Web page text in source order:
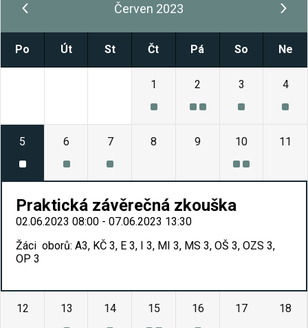
Červen 2023
Po Út St Čt Pá So Ne
1 2 3 4
5 6 7 8 9 10 11
Praktická závěrečná zkouška
02.06.2023 08:00 - 07.06.2023 13:30
Žáci oborů: A3, KČ 3, E 3, I 3, MI 3, MS 3, OŠ 3, OZS 3,
OP 3
12 13 14 15 16 17 18